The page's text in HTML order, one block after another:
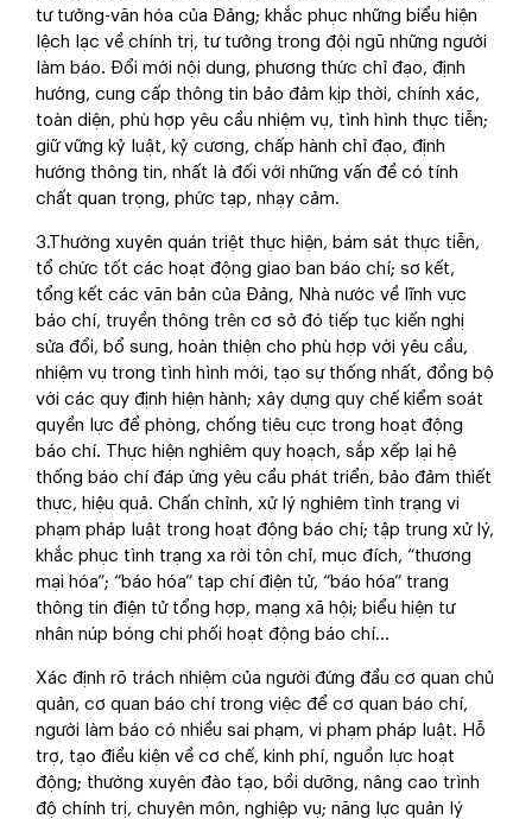
tư tưởng-văn hóa của Đảng; khắc phục những biểu hiện
lệch lạc về chính trị, tư tưởng trong đội ngũ những người
làm báo. Đổi mới nội dung, phương thức chỉ đạo, định
hướng, cung cấp thông tin bảo đảm kịp thời, chính xác,
toàn diện, phù hợp yêu cầu nhiệm vụ, tình hình thực tiễn;
giữ vững kỷ luật, kỷ cương, chấp hành chỉ đạo, định
hướng thông tin, nhất là đối với những vấn đề có tính
chất quan trọng, phức tạp, nhạy cảm.
3.Thường xuyên quán triệt thực hiện, bám sát thực tiễn,
tổ chức tốt các hoạt động giao ban báo chí; sơ kết,
tổng kết các văn bản của Đảng, Nhà nước về lĩnh vực
báo chí, truyền thông trên cơ sở đó tiếp tục kiến nghị
sửa đổi, bổ sung, hoàn thiện cho phù hợp với yêu cầu,
nhiệm vụ trong tình hình mới, tạo sự thống nhất, đồng bộ
với các quy định hiện hành; xây dựng quy chế kiểm soát
quyền lực để phòng, chống tiêu cực trong hoạt động
báo chí. Thực hiện nghiêm quy hoạch, sắp xếp lại hệ
thống báo chí đáp ứng yêu cầu phát triển, bảo đảm thiết
thực, hiệu quả. Chấn chỉnh, xử lý nghiêm tình trạng vi
phạm pháp luật trong hoạt động báo chí; tập trung xử lý,
khắc phục tình trạng xa rời tôn chỉ, mục đích, “thương
mại hóa”; “báo hóa” tạp chí điện tử, “báo hóa” trang
thông tin điện tử tổng hợp, mạng xã hội; biểu hiện tư
nhân núp bóng chi phối hoạt động báo chí…
Xác định rõ trách nhiệm của người đứng đầu cơ quan chủ
quản, cơ quan báo chí trong việc để cơ quan báo chí,
người làm báo có nhiều sai phạm, vi phạm pháp luật. Hỗ
trợ, tạo điều kiện về cơ chế, kinh phí, nguồn lực hoạt
động; thường xuyên đào tạo, bồi dưỡng, nâng cao trình
độ chính trị, chuyên môn, nghiệp vụ; năng lực quản lý